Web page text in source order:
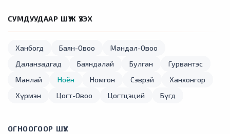
СУМДУУДААР ШҮҮЖ ҮЗЭХ
Ханбогд Баян-Овоо
Мандал-Овоо
Даланзадгад
Баяндалай Булган
Гурвантэс
Манлай
Ноён Номгон Сэврэй
Ханхонгор
Хүрмэн
Цогт-Овоо Цогтцэций Бүгд
ОГНООГООР ШҮҮХ